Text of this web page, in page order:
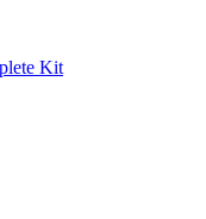
Kit